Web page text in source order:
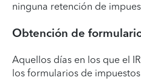
ninguna retención de
Obtención de
Aquellos días en los que el
los formularios de